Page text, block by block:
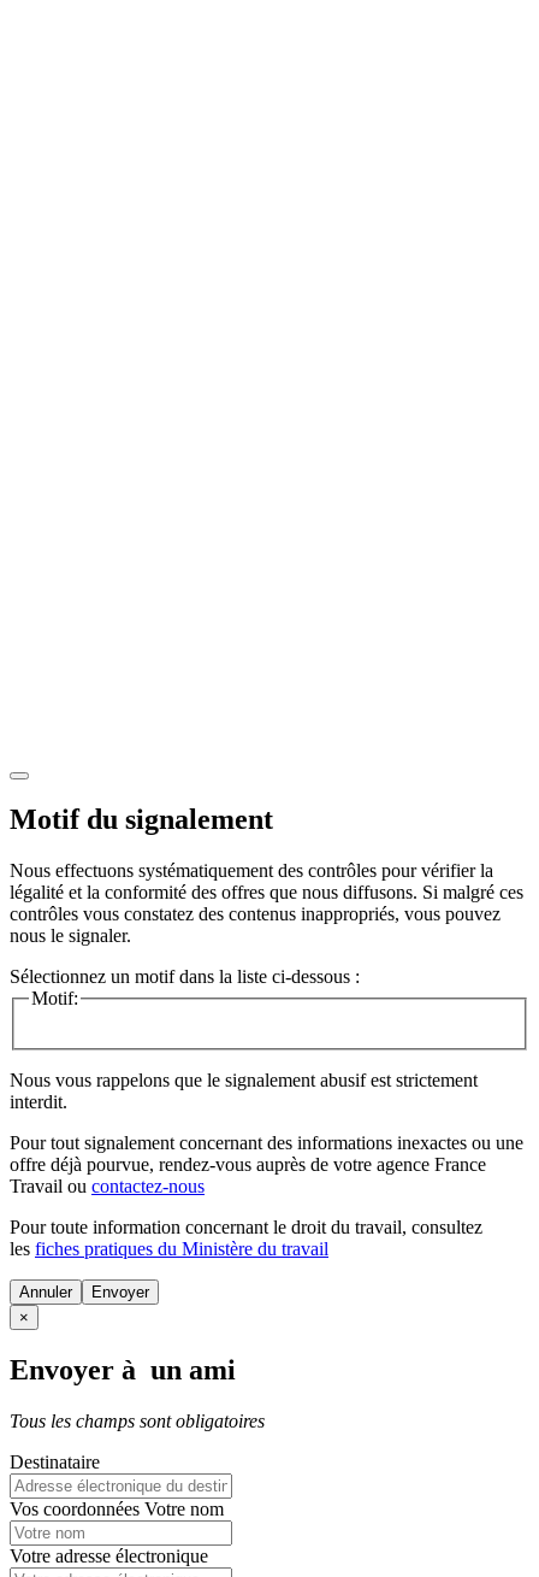
Motif du signalement
Nous effectuons systématiquement des contrôles pour vérifier la
légalité et la conformité des offres que nous diffusons. Si malgré ces
contrôles vous constatez des contenus inappropriés, vous pouvez
nous le signaler.
Sélectionnez un motif dans la liste ci-dessous :
Motif:
Nous vous rappelons que le signalement abusif est strictement
interdit.
Pour tout signalement concernant des informations inexactes ou une
offre déjà pourvue, rendez-vous auprès de votre agence France
Travail ou contactez-nous
Pour toute information concernant le droit du travail, consultez
les fiches pratiques du Ministère du travail
Annuler
×
Envoyer à un ami
Tous les champs sont obligatoires
Destinataire
Vos coordonnées Votre nom
Votre adresse électronique